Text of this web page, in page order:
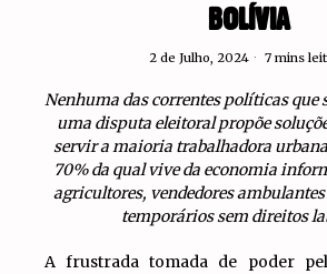
BOLÍVIA
2 de Julho, 2024 7 mins
Nenhuma das correntes políticas que
uma disputa eleitoral propõe
servir a maioria trabalhadora
70% da qual vive da economia
agricultores, vendedores
temporários sem direitos
A frustrada tomada de poder